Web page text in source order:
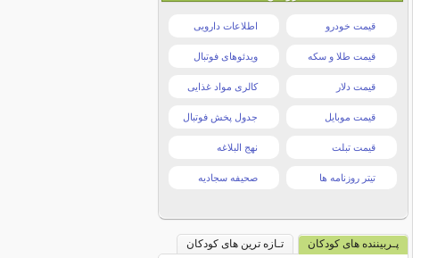
قیمت خودرو اطلاعات دارویی
قیمت طلا و سکه ویدئوهای فوتبال
قیمت دلار کالری مواد غذایی
قیمت موبایل جدول پخش فوتبال
قیمت تبلت نهج البلاغه
تیتر روزنامه ها صحیفه سجادیه
پـربیننده های کودکان
تـازه ترین های کودکان